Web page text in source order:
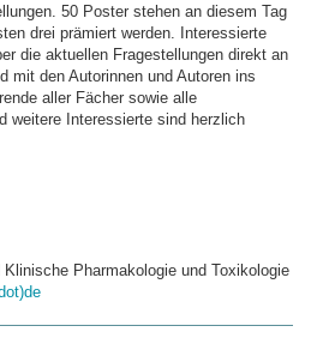
50 Poster stehen an diesem Tag
drei prämiert werden. Interessierte
die aktuellen Fragestellungen direkt an
mit den Autorinnen und Autoren ins
aller Fächer sowie alle
weitere Interessierte sind herzlich
Pharmakologie und Toxikologie